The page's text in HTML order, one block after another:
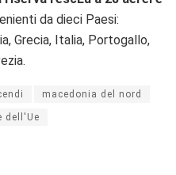
da dieci Paesi:
Grecia, Italia, Portogallo,
macedonia del nord
dell'Ue